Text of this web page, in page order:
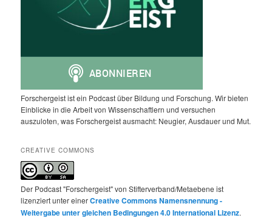
Forschergeist ist ein Podcast über Bildung und Forschung. Wir bieten
Einblicke in die Arbeit von Wissenschaftlern und versuchen
auszuloten, was Forschergeist ausmacht: Neugier, Ausdauer und Mut.
CREATIVE COMMONS
Der Podcast "Forschergeist" von Stifterverband/Metaebene ist
lizenziert unter einerCreative Commons Namensnennung -
Weitergabe unter gleichen Bedingungen 4.0 International Lizenz.